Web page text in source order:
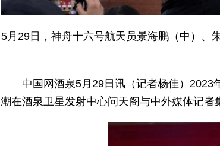
5月29日，神舟十六号航天员景海鹏（中）、
中国网酒泉5月29日讯（记者杨佳）
潮在酒泉卫星发射中心问天阁与中外媒体记者